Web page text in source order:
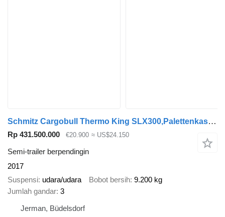
Schmitz Cargobull Thermo King SLX300,Palettenkasten,Doppelstock!
Rp 431.500.000 €20.900 ≈ US$24.150
Semi-trailer berpendingin
2017
Suspensi udara/udara Bobot bersih 9.200 kg
Jumlah gandar 3
Jerman, Büdelsdorf